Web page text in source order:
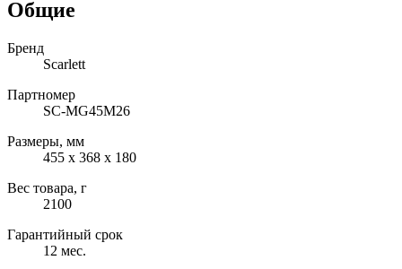
Общие
Бренд
Scarlett
Партномер
SC-MG45M26
Размеры, мм
455 х 368 х 180
Вес товара, г
2100
Гарантийный срок
12 мес.